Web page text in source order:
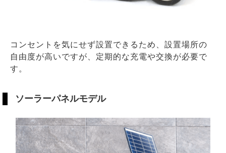
コンセントを気にせず設置できるため、設置場所の
自由度が高いですが、定期的な充電や交換が必要で
す。
ソーラーパネルモデル